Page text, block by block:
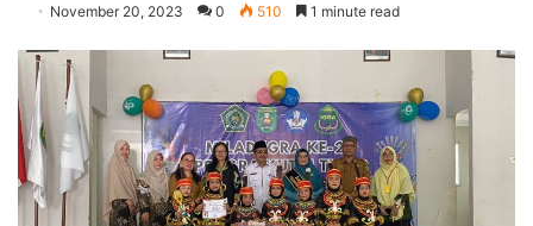
November 20, 2023 0 510 1 minute read